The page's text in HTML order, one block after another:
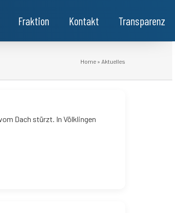
Fraktion Kontakt Transparenz
Home » Aktuelles
Dach stürzt. In Völklingen